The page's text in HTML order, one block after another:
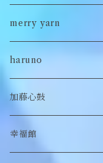
ポンチョ
雑貨
キッズ
チョーカー
ヘアバレッタ
付け襟
カードケース
ロンT
Tシャツ
キーホルダー
ぬいぐるみ
パンツ
スカート
シューズ/サンダル
セットアップ
ブローチ
ぬいぐるみブローチ
ぬいぐるみリング
ぬいぐるみ鏡
ぬいぐるみキーホルダー
ブローチ
マフラー
merry yarn
帽子
haruno
ヘアゴム
靴下
加藤心鼓
ロンT
幸福館